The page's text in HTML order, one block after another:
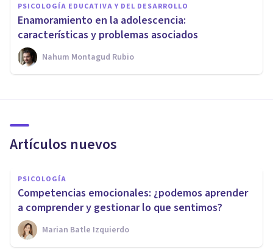
PSICOLOGÍA EDUCATIVA Y DEL DESARROLLO
Enamoramiento en la adolescencia:
características y problemas asociados
Nahum Montagud Rubio
Artículos nuevos
PSICOLOGÍA
Competencias emocionales: ¿podemos aprender
a comprender y gestionar lo que sentimos?
Marian Batle Izquierdo